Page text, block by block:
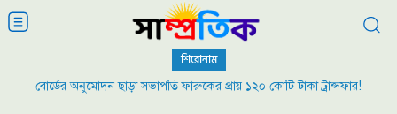
শিরোনাম
বোর্ডের অনুমোদন ছাড়া সভাপতি ফারুকের প্রায় ১২০ কোটি টাকা ট্রান্সফার!